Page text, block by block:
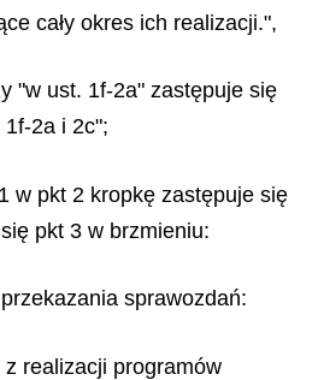
cały okres ich realizacji.",
"w ust. 1f-2a" zastępuje się
2a i 2c";
w pkt 2 kropkę zastępuje się
pkt 3 w brzmieniu:
sprawozdań:
realizacji programów